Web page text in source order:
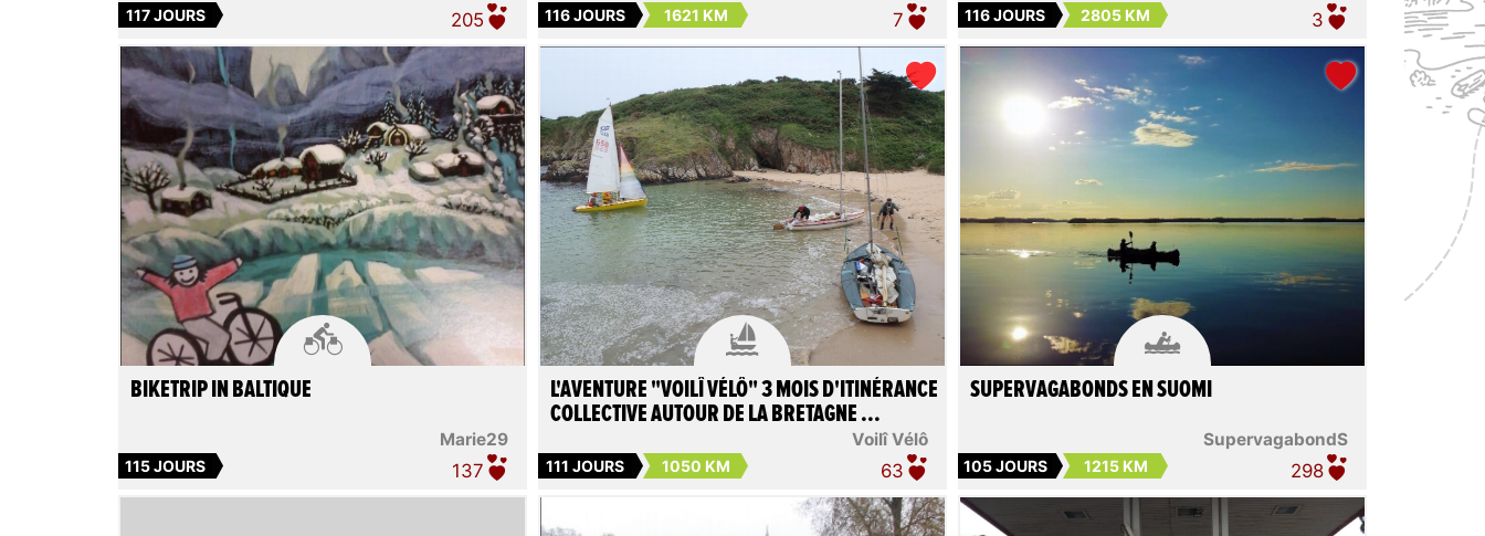
117 JOURS 205 116 JOURS 1621 KM 7 116 JOURS 2805 KM 3

Marie29
BIKETRIP IN BALTIQUE
115 JOURS 137

Voilî Vélô
L'AVENTURE "VOILÎ VÉLÔ" 3 MOIS D'ITINÉRANCE
COLLECTIVE AUTOUR DE LA BRETAGNE ...
111 JOURS 1050 KM 63

SupervagabondS
SUPERVAGABONDS EN SUOMI
105 JOURS 1215 KM 298